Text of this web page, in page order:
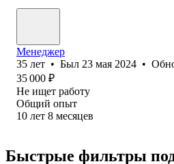
Менеджер
35 лет • Был 23 мая 2024 •
35 000 ₽
Не ищет работу
Общий опыт
10 лет 8 месяцев
Быстрые фильтры